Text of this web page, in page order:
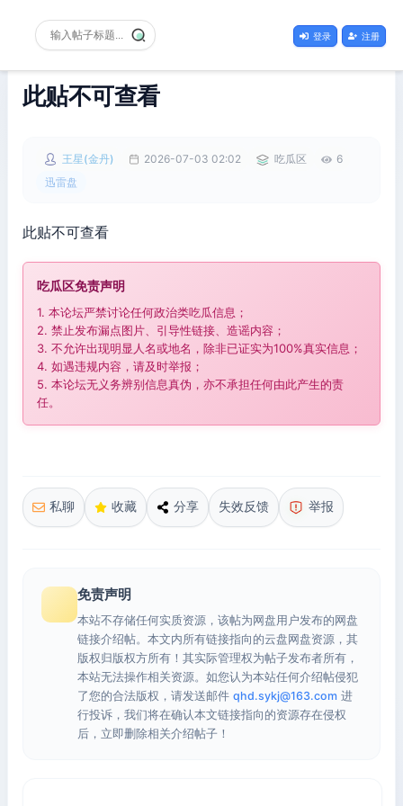
登录 注册
此贴不可查看
王星(金丹) 2026-07-03 02:02 吃瓜区
6
迅雷盘
此贴不可查看
吃瓜区免责声明
1. 本论坛严禁讨论任何政治类吃瓜信息；
2. 禁止发布漏点图片、引导性链接、造谣内容；
3. 不允许出现明显人名或地名，除非已证实为100%真实信息；
4. 如遇违规内容，请及时举报；
5. 本论坛无义务辨别信息真伪，亦不承担任何由此产生的责
任。
私聊 收藏 分享 失效反馈 举报
免责声明
本站不存储任何实质资源，该帖为网盘用户发布的网盘
链接介绍帖。本文内所有链接指向的云盘网盘资源，其
版权归版权方所有！其实际管理权为帖子发布者所有，
本站无法操作相关资源。如您认为本站任何介绍帖侵犯
了您的合法版权，请发送邮件 qhd.sykj@163.com 进
行投诉，我们将在确认本文链接指向的资源存在侵权
后，立即删除相关介绍帖子！